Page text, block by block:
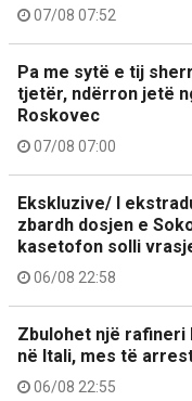
07/08 07:52
Pa me sytë e tij
tjetër, ndërron jetë
Roskovec
07/08 07:00
Ekskluzive/ I
zbardh dosjen e
kasetofon solli
06/08 22:58
Zbulohet një rafineri
në Itali, mes të
06/08 22:55